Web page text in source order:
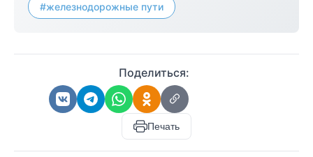
#железнодорожные пути
Поделиться:
Печать